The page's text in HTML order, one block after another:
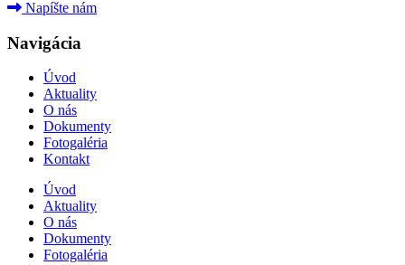
Napíšte nám
Navigácia
Úvod
Aktuality
O nás
Dokumenty
Fotogaléria
Kontakt
Úvod
Aktuality
O nás
Dokumenty
Fotogaléria